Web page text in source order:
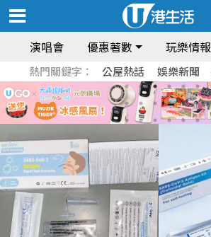
演唱會 優惠著數 玩樂情報
熱門關鍵字： 公屋熱話 娛樂新聞